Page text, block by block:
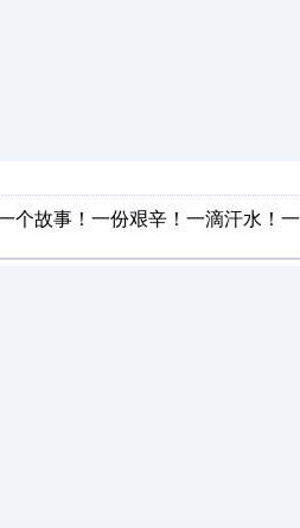
个故事！一份艰辛！一滴汗水！